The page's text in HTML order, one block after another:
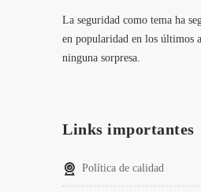
La seguridad como tema ha
en popularidad en los últimos
ninguna sorpresa.
Links importantes
Política de calidad